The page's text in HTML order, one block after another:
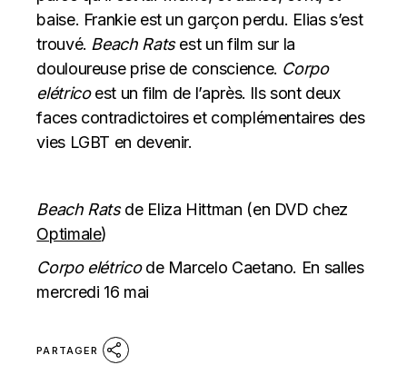
baise. Frankie est un garçon perdu. Elias s’est
trouvé. Beach Ratsest un film sur la
douloureuse prise de conscience. Corpo
elétricoest un film de l’après. Ils sont deux
faces contradictoires et complémentaires des
vies LGBT en devenir.
Beach Ratsde Eliza Hittman (en DVD chez
Optimale)
Corpo elétricode Marcelo Caetano. En salles
mercredi 16 mai
PARTAGER